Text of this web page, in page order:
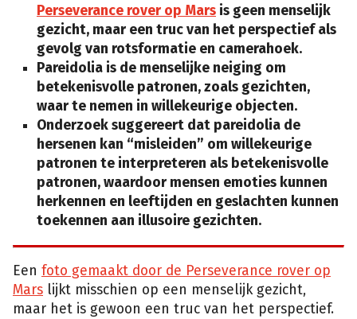
Perseverance rover op Mars is geen menselijk
gezicht, maar een truc van het perspectief als
gevolg van rotsformatie en camerahoek.
Pareidolia is de menselijke neiging om
betekenisvolle patronen, zoals gezichten,
waar te nemen in willekeurige objecten.
Onderzoek suggereert dat pareidolia de
hersenen kan “misleiden” om willekeurige
patronen te interpreteren als betekenisvolle
patronen, waardoor mensen emoties kunnen
herkennen en leeftijden en geslachten kunnen
toekennen aan illusoire gezichten.
Een foto gemaakt door de Perseverance rover op
Mars lijkt misschien op een menselijk gezicht,
maar het is gewoon een truc van het perspectief.